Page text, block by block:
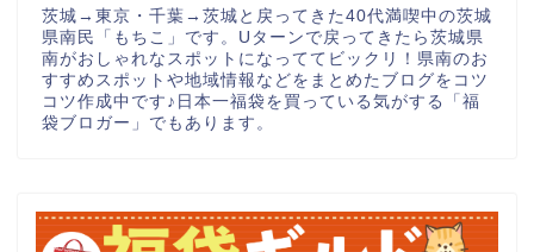
茨城→東京・千葉→茨城と戻ってきた40代満喫中の茨城
県南民「もちこ」です。Uターンで戻ってきたら茨城県
南がおしゃれなスポットになっててビックリ！県南のお
すすめスポットや地域情報などをまとめたブログをコツ
コツ作成中です♪日本一福袋を買っている気がする「福
袋ブロガー」でもあります。